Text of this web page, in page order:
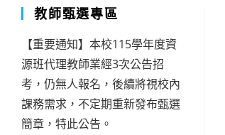
教師甄選專區
【重要通知】本校115學年度資
源班代理教師業經3次公告招
考，仍無人報名，後續將視校內
課務需求，不定期重新發布甄選
簡章，特此公告。